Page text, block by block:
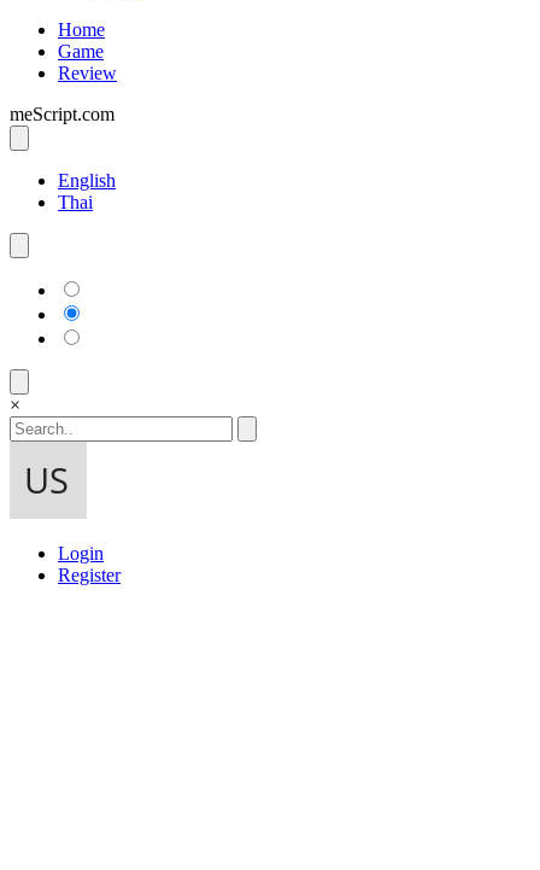
Home
Game
Review
meScript.com
English
Thai
×
Login
Register